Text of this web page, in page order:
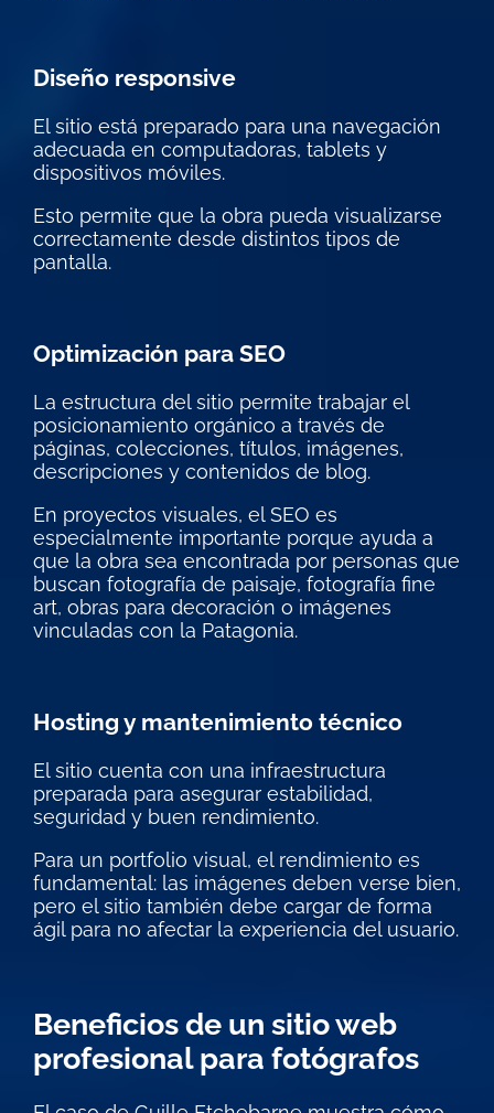
Diseño responsive
El sitio está preparado para una navegación
adecuada en computadoras, tablets y
dispositivos móviles.
Esto permite que la obra pueda visualizarse
correctamente desde distintos tipos de
pantalla.
Optimización para SEO
La estructura del sitio permite trabajar el
posicionamiento orgánico a través de
páginas, colecciones, títulos, imágenes,
descripciones y contenidos de blog.
En proyectos visuales, el SEO es
especialmente importante porque ayuda a
que la obra sea encontrada por personas que
buscan fotografía de paisaje, fotografía fine
art, obras para decoración o imágenes
vinculadas con la Patagonia.
Hosting y mantenimiento técnico
El sitio cuenta con una infraestructura
preparada para asegurar estabilidad,
seguridad y buen rendimiento.
Para un portfolio visual, el rendimiento es
fundamental: las imágenes deben verse bien,
pero el sitio también debe cargar de forma
ágil para no afectar la experiencia del usuario.
Beneficios de un sitio web
profesional para fotógrafos